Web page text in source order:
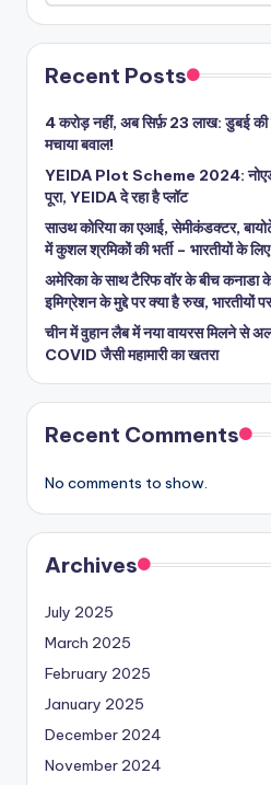
Recent Posts
4 करोड़ नहीं, अब सिर्फ़ 23 लाख: डुबई की
मचाया बवाल!
YEIDA Plot Scheme 2024: नोएडा
पूरा, YEIDA दे रहा है प्लॉट
साउथ कोरिया का एआई, सेमीकंडक्टर,
में कुशल श्रमिकों की भर्ती – भारतीयों के
अमेरिका के साथ टैरिफ वॉर के बीच कनाडा के
इमिग्रेशन के मुद्दे पर क्या है रुख, भारतीयों
चीन में वुहान लैब में नया वायरस मिलने से
COVID जैसी महामारी का खतरा
Recent Comments
No comments to show.
Archives
July 2025
March 2025
February 2025
January 2025
December 2024
November 2024